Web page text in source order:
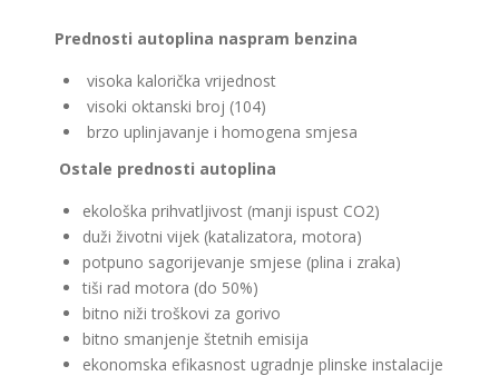
Prednosti autoplina naspram benzina
visoka kalorička vrijednost
visoki oktanski broj (104)
brzo uplinjavanje i homogena smjesa
Ostale prednosti autoplina
ekološka prihvatljivost (manji ispust CO2)
duži životni vijek (katalizatora, motora)
potpuno sagorijevanje smjese (plina i zraka)
tiši rad motora (do 50%)
bitno niži troškovi za gorivo
bitno smanjenje štetnih emisija
ekonomska efikasnost ugradnje plinske instalacije